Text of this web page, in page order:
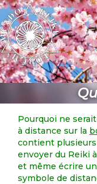
Pourquoi ne
à distance sur la
contient plusieurs
envoyer du Reiki
et même écrire
symbole de